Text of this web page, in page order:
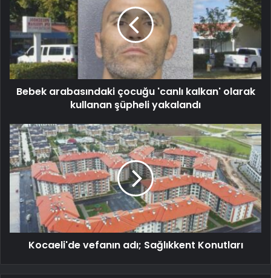
Bebek arabasındaki çocuğu 'canlı kalkan' olarak
kullanan şüpheli yakalandı
Kocaeli'de vefanın adı; Sağlıkkent Konutları